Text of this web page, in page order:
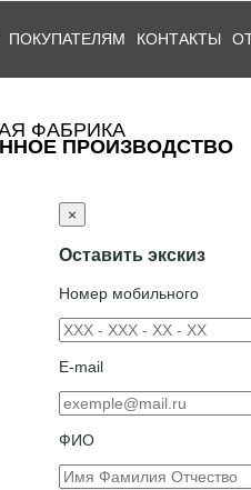
ПОКУПАТЕЛЯМ КОНТАКТЫ
ФАБРИКА
ПРОИЗВОДСТВО
×
Оставить экскиз
Номер мобильного
E-mail
ФИО